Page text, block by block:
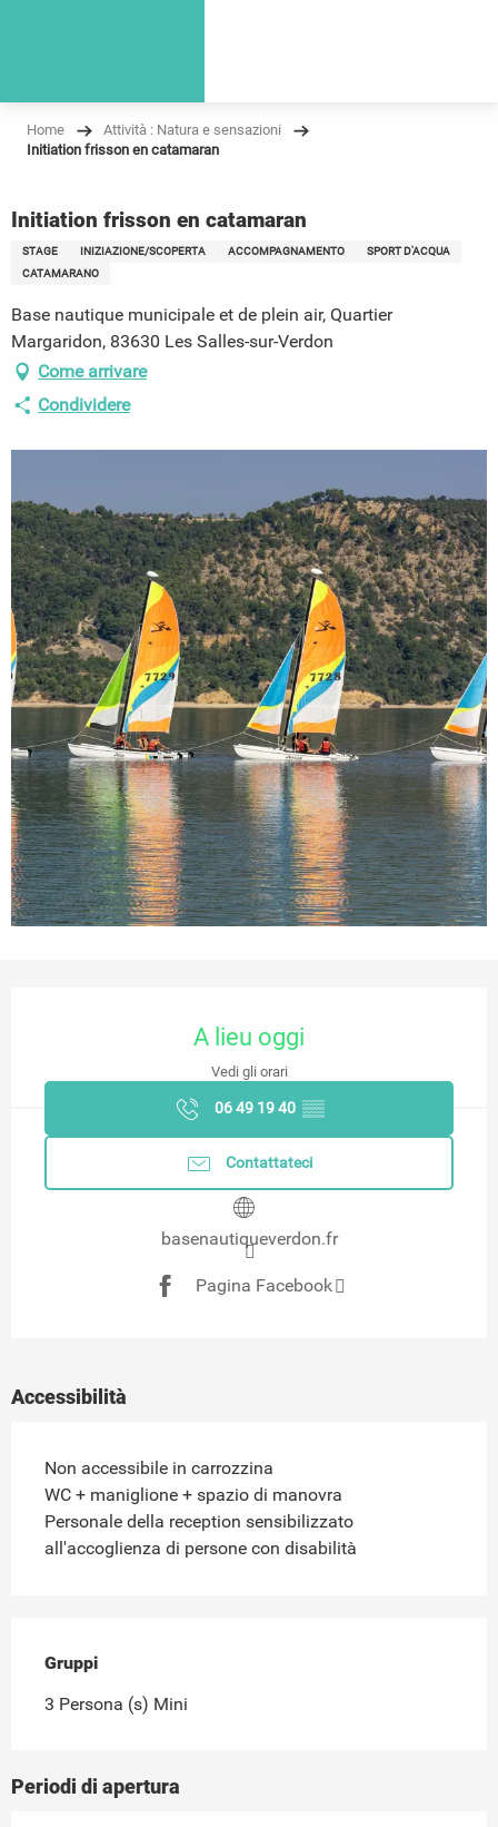
Home
Attività : Natura e sensazioni
Initiation frisson en catamaran
Initiation frisson en catamaran
STAGE INIZIAZIONE/SCOPERTA ACCOMPAGNAMENTO
SPORT D'ACQUA
CATAMARANO
Base nautique municipale et de plein air, Quartier
Margaridon, 83630 Les Salles-sur-Verdon
Come arrivare
Condividere
A lieu oggi
Vedi gli orari
06 49 19 40 ▒▒
Contattateci
basenautiqueverdon.fr
Pagina Facebook
Accessibilità
Non accessibile in carrozzina
WC + maniglione + spazio di manovra
Personale della reception sensibilizzato
all'accoglienza di persone con disabilità
Gruppi
Gruppi
3 Persona (s) Mini
Periodi di apertura